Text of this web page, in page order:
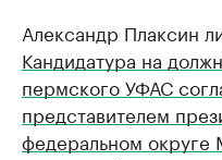
Александр Плаксин
Кандидатура на
пермского УФАС
представителем
федеральном округе